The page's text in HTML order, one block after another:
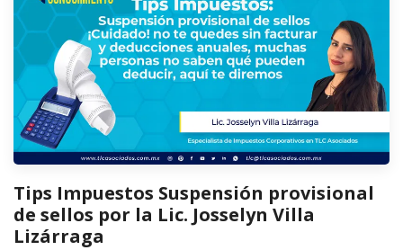
Tips Impuestos Suspensión provisional
de sellos por la Lic. Josselyn Villa
Lizárraga